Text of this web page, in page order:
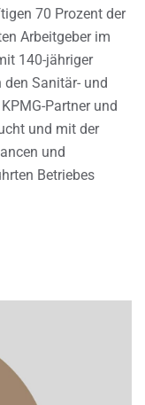
70 Prozent der
Arbeitgeber im
140-jähriger
Sanitär- und
Partner und
und mit der
und
Betriebes